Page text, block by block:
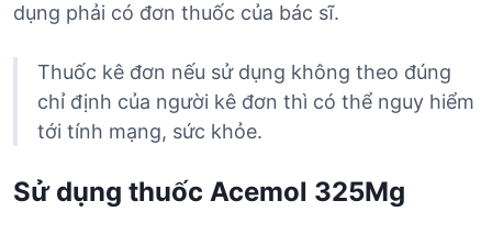
dụng phải có đơn thuốc của bác sĩ.
Thuốc kê đơn nếu sử dụng không theo đúng
chỉ định của người kê đơn thì có thể nguy hiểm
tới tính mạng, sức khỏe.
Sử dụng thuốc Acemol 325Mg